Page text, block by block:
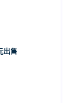
出售